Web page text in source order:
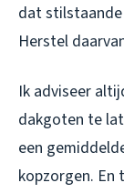
dat
Herstel
Ik adviseer
dakgoten te
een
kopzorgen. En